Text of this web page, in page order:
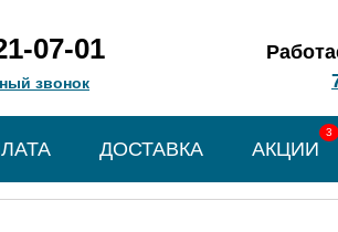
07-01
звонок
ДОСТАВКА
3
АКЦИИ